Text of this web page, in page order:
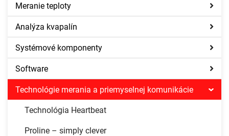
Meranie teploty
Analýza kvapalín
Systémové komponenty
Software
Technológie merania a priemyselnej komunikácie
Technológia Heartbeat
Proline – simply clever